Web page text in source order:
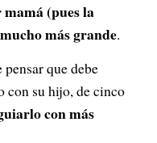
(pues la
más grande.
que debe
con su hijo, de cinco
con más